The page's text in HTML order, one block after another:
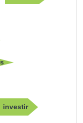
investir